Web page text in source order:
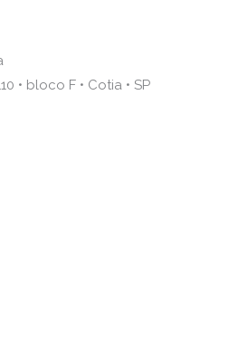
• bloco F • Cotia • SP